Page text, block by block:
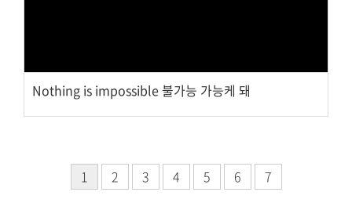
Nothing is impossible 불가능 가능케 돼
1 2 3 4 5 6 7